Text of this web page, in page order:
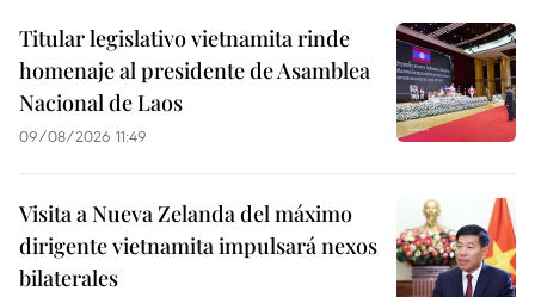
Titular legislativo vietnamita rinde
homenaje al presidente de Asamblea
Nacional de Laos
09/08/2026 11:49
Visita a Nueva Zelanda del máximo
dirigente vietnamita impulsará nexos
bilaterales